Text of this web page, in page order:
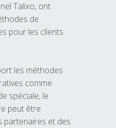
Talixo, ont
de
pour les clients
les méthodes
comme
spéciale, le
peut être
partenaires et des